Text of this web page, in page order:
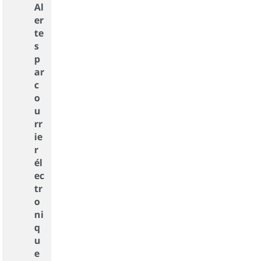
Al
er
te
s
p
ar
c
o
u
rr
ie
r
él
ec
tr
o
ni
q
u
e